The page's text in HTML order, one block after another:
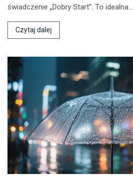
świadczenie „Dobry Start”. To idealna…
Czytaj dalej